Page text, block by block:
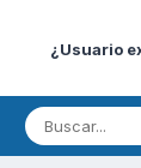
¿Usuario